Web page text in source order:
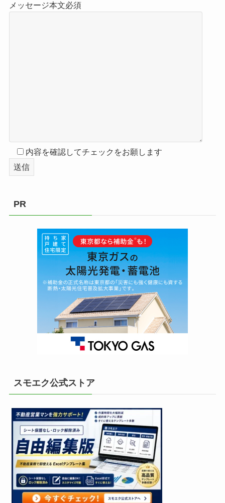
メッセージ本文必須
内容を確認してチェックをお願します
PR
スモエク公式ストア